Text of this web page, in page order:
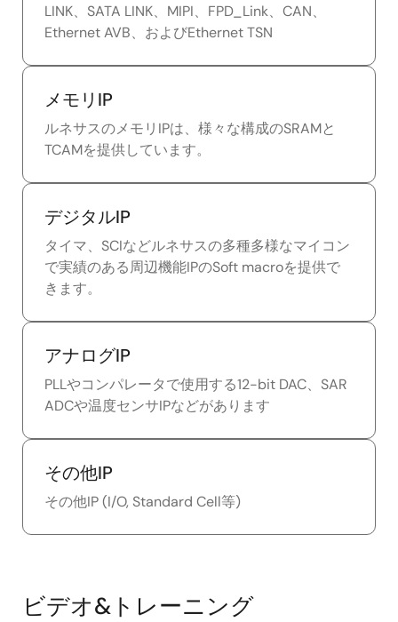
LINK、SATA LINK、MIPI、FPD_Link、CAN、
Ethernet AVB、およびEthernet TSN
メモリIP
ルネサスのメモリIPは、様々な構成のSRAMと
TCAMを提供しています。
デジタルIP
タイマ、SCIなどルネサスの多種多様なマイコン
で実績のある周辺機能IPのSoft macroを提供で
きます。
アナログIP
PLLやコンパレータで使用する12-bit DAC、SAR
ADCや温度センサIPなどがあります
その他IP
その他IP (I/O, Standard Cell等)
ビデオ&トレーニング